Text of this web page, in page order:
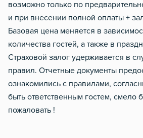
возможно только по
и при внесении полной оплаты +
Базовая цена меняется в
количества гостей, а также в
Страховой залог удерживается в
правил. Отчетные документы
ознакомились с правилами,
быть ответственным гостем, смело
пожаловать !